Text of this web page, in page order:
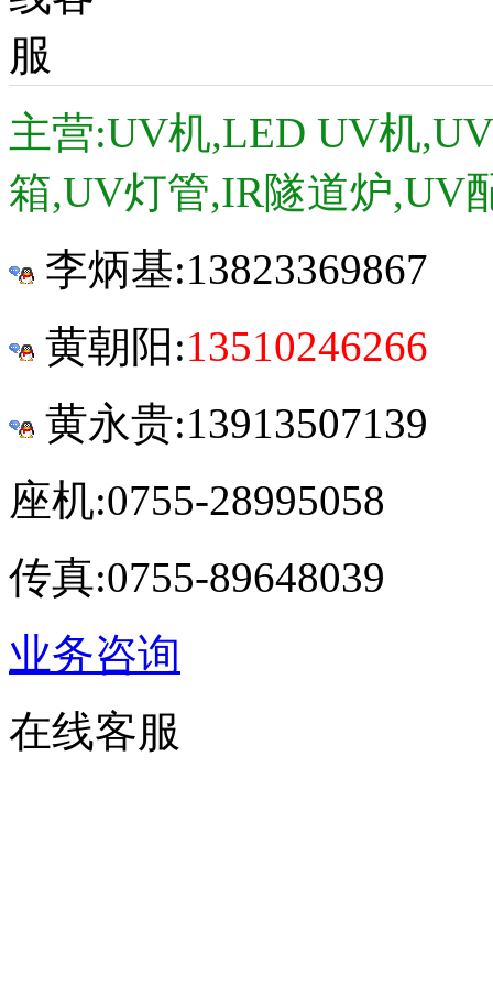
主营:UV机,LED UV机
箱,UV灯管,IR隧道炉,UV
李炳基:13823369867
黄朝阳:13510246266
黄永贵:13913507139
座机:0755-28995058
传真:0755-89648039
业务咨询
在线客服